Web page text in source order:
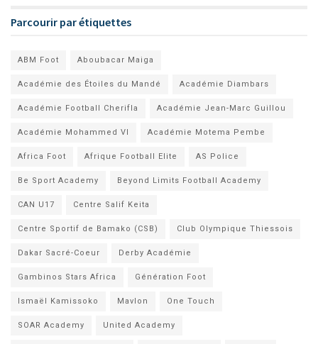
Parcourir par étiquettes
ABM Foot Aboubacar Maiga
Académie des Étoiles du Mandé Académie Diambars
Académie Football Cherifla Académie Jean-Marc Guillou
Académie Mohammed VI Académie Motema Pembe
Africa Foot Afrique Football Elite AS Police
Be Sport Academy Beyond Limits Football Academy
CAN U17 Centre Salif Keita
Centre Sportif de Bamako (CSB) Club Olympique Thiessois
Dakar Sacré-Coeur Derby Académie
Gambinos Stars Africa Génération Foot
Ismaël Kamissoko Mavlon One Touch
SOAR Academy United Academy